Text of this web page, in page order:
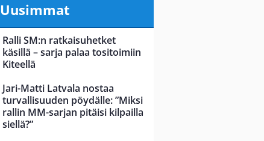
Uusimmat
Ralli SM:n ratkaisuhetket
käsillä – sarja palaa tositoimiin
Kiteellä
Jari-Matti Latvala nostaa
turvallisuuden pöydälle: ”Miksi
rallin MM-sarjan pitäisi kilpailla
siellä?”